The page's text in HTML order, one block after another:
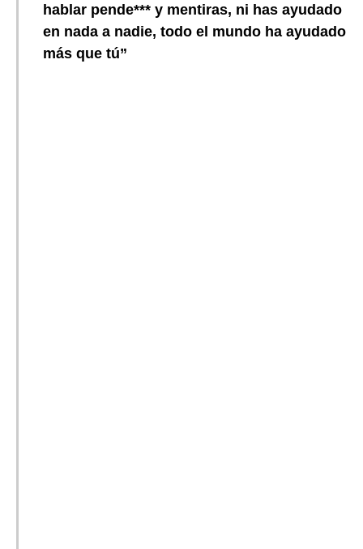
hablar pende*** y mentiras, ni has ayudado
en nada a nadie, todo el mundo ha ayudado
más que tú”